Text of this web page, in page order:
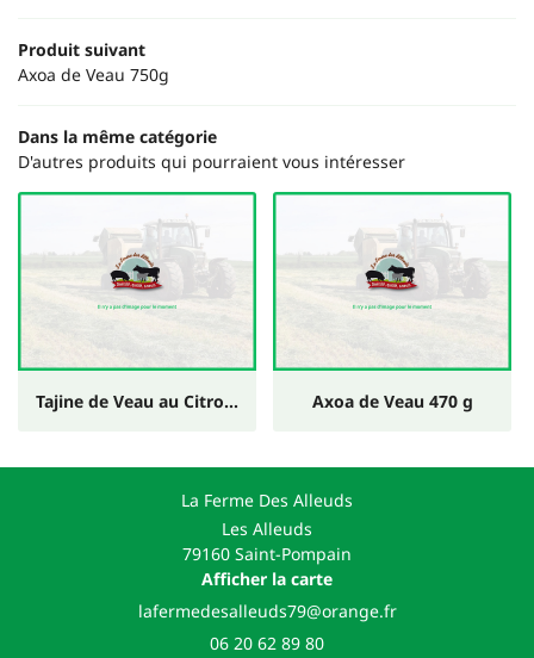
Produit suivant
Axoa de Veau 750g
Dans la même catégorie
D'autres produits qui pourraient vous intéresser
Tajine de Veau au Citron 470g Axoa de Veau 470 g
La Ferme Des Alleuds
Les Alleuds
79160 Saint-Pompain
Afficher la carte
06 20 62 89 80